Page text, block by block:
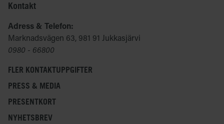
Kontakt
Adress & Telefon:
Marknadsvägen 63, 981 91 Jukkasjärvi
0980 - 66800
FLER KONTAKTUPPGIFTER
PRESS & MEDIA
PRESENTKORT
NYHETSBREV